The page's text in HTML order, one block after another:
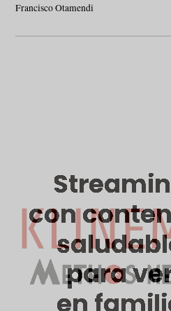
Francisco Otamendi